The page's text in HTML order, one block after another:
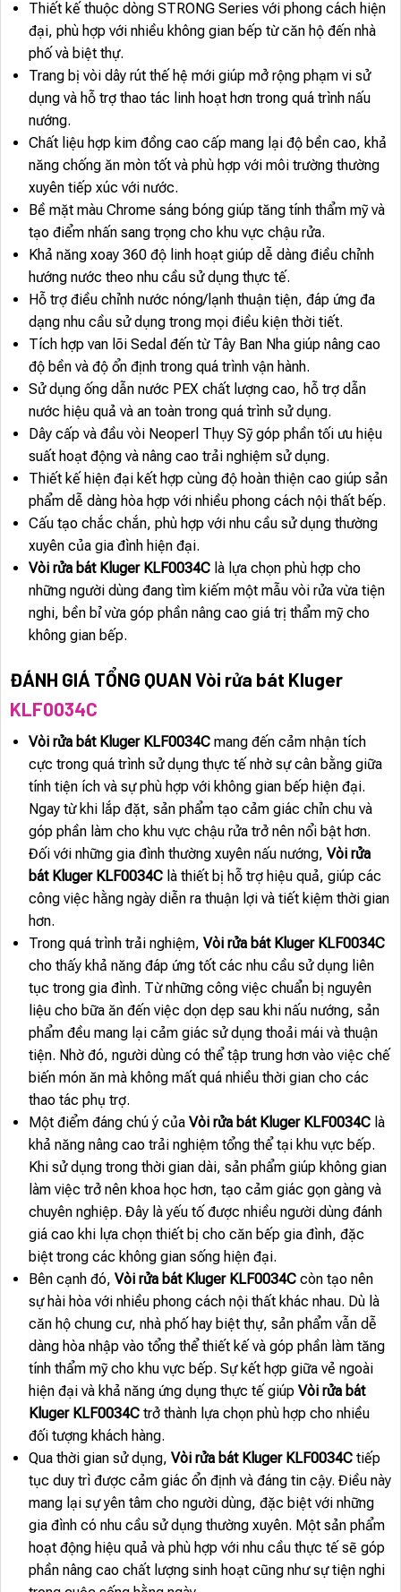
Thiết kế thuộc dòng STRONG Series với phong cách hiện
đại, phù hợp với nhiều không gian bếp từ căn hộ đến nhà
phố và biệt thự.
Trang bị vòi dây rút thế hệ mới giúp mở rộng phạm vi sử
dụng và hỗ trợ thao tác linh hoạt hơn trong quá trình nấu
nướng.
Chất liệu hợp kim đồng cao cấp mang lại độ bền cao, khả
năng chống ăn mòn tốt và phù hợp với môi trường thường
xuyên tiếp xúc với nước.
Bề mặt màu Chrome sáng bóng giúp tăng tính thẩm mỹ và
tạo điểm nhấn sang trọng cho khu vực chậu rửa.
Khả năng xoay 360 độ linh hoạt giúp dễ dàng điều chỉnh
hướng nước theo nhu cầu sử dụng thực tế.
Hỗ trợ điều chỉnh nước nóng/lạnh thuận tiện, đáp ứng đa
dạng nhu cầu sử dụng trong mọi điều kiện thời tiết.
Tích hợp van lõi Sedal đến từ Tây Ban Nha giúp nâng cao
độ bền và độ ổn định trong quá trình vận hành.
Sử dụng ống dẫn nước PEX chất lượng cao, hỗ trợ dẫn
nước hiệu quả và an toàn trong quá trình sử dụng.
Dây cấp và đầu vòi Neoperl Thụy Sỹ góp phần tối ưu hiệu
suất hoạt động và nâng cao trải nghiệm sử dụng.
Thiết kế hiện đại kết hợp cùng độ hoàn thiện cao giúp sản
phẩm dễ dàng hòa hợp với nhiều phong cách nội thất bếp.
Cấu tạo chắc chắn, phù hợp với nhu cầu sử dụng thường
xuyên của gia đình hiện đại.
Vòi rửa bát Kluger KLF0034Clà lựa chọn phù hợp cho
những người dùng đang tìm kiếm một mẫu vòi rửa vừa tiện
nghi, bền bỉ vừa góp phần nâng cao giá trị thẩm mỹ cho
không gian bếp.
ĐÁNH GIÁ TỔNG QUAN Vòi rửa bát Kluger
KLF0034C
Vòi rửa bát Kluger KLF0034Cmang đến cảm nhận tích
cực trong quá trình sử dụng thực tế nhờ sự cân bằng giữa
tính tiện ích và sự phù hợp với không gian bếp hiện đại.
Ngay từ khi lắp đặt, sản phẩm tạo cảm giác chỉn chu và
góp phần làm cho khu vực chậu rửa trở nên nổi bật hơn.
Đối với những gia đình thường xuyên nấu nướng, Vòi rửa
bát Kluger KLF0034Clà thiết bị hỗ trợ hiệu quả, giúp các
công việc hằng ngày diễn ra thuận lợi và tiết kiệm thời gian
hơn.
Trong quá trình trải nghiệm, Vòi rửa bát Kluger KLF0034C
cho thấy khả năng đáp ứng tốt các nhu cầu sử dụng liên
tục trong gia đình. Từ những công việc chuẩn bị nguyên
liệu cho bữa ăn đến việc dọn dẹp sau khi nấu nướng, sản
phẩm đều mang lại cảm giác sử dụng thoải mái và thuận
tiện. Nhờ đó, người dùng có thể tập trung hơn vào việc chế
biến món ăn mà không mất quá nhiều thời gian cho các
thao tác phụ trợ.
Một điểm đáng chú ý của Vòi rửa bát Kluger KLF0034Clà
khả năng nâng cao trải nghiệm tổng thể tại khu vực bếp.
Khi sử dụng trong thời gian dài, sản phẩm giúp không gian
làm việc trở nên khoa học hơn, tạo cảm giác gọn gàng và
chuyên nghiệp. Đây là yếu tố được nhiều người dùng đánh
giá cao khi lựa chọn thiết bị cho căn bếp gia đình, đặc
biệt trong các không gian sống hiện đại.
Bên cạnh đó, Vòi rửa bát Kluger KLF0034Ccòn tạo nên
sự hài hòa với nhiều phong cách nội thất khác nhau. Dù là
căn hộ chung cư, nhà phố hay biệt thự, sản phẩm vẫn dễ
dàng hòa nhập vào tổng thể thiết kế và góp phần làm tăng
tính thẩm mỹ cho khu vực bếp. Sự kết hợp giữa vẻ ngoài
hiện đại và khả năng ứng dụng thực tế giúp Vòi rửa bát
Kluger KLF0034Ctrở thành lựa chọn phù hợp cho nhiều
đối tượng khách hàng.
Qua thời gian sử dụng, Vòi rửa bát Kluger KLF0034Ctiếp
tục duy trì được cảm giác ổn định và đáng tin cậy. Điều này
mang lại sự yên tâm cho người dùng, đặc biệt với những
gia đình có nhu cầu sử dụng thường xuyên. Một sản phẩm
hoạt động hiệu quả và phù hợp với nhu cầu thực tế sẽ góp
phần nâng cao chất lượng sinh hoạt cũng như sự tiện nghi